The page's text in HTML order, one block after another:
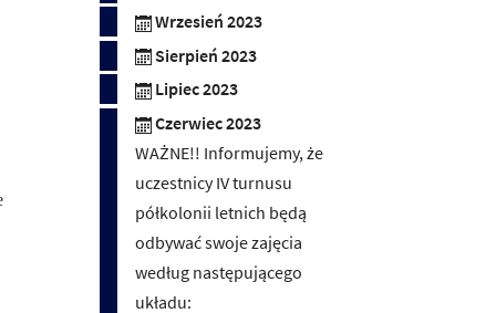
Wrzesień 2023
Sierpień 2023
Lipiec 2023
Czerwiec 2023
WAŻNE!! Informujemy, że
uczestnicy IV turnusu
półkolonii letnich będą
odbywać swoje zajęcia
według następującego
układu: